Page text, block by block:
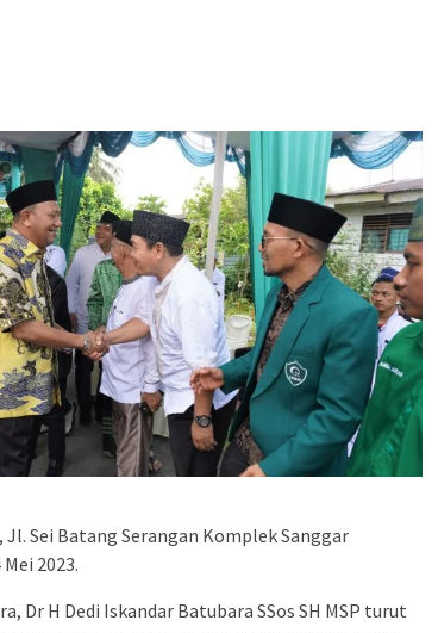
Sei Batang Serangan Komplek Sanggar
2023.
Dr H Dedi Iskandar Batubara SSos SH MSP turut